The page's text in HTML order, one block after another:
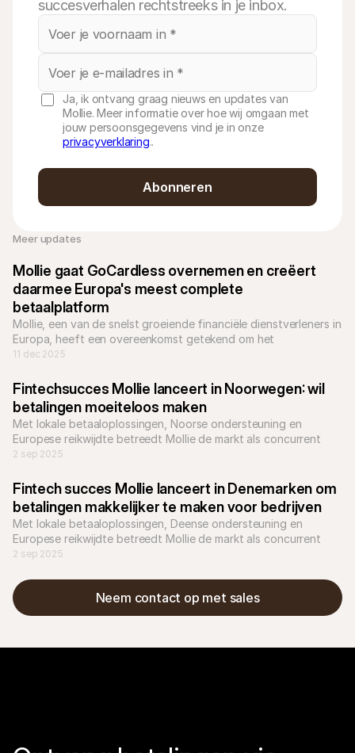
succesverhalen rechtstreeks in je inbox.
Ja, ik ontvang graag nieuws en updates van
Mollie. Meer informatie over hoe wij omgaan met
jouw persoonsgegevens vind je in onze
privacyverklaring..
Abonneren
Meer updates
Mollie gaat GoCardless overnemen en creëert
daarmee Europa's meest complete
betaalplatform
Mollie, een van de snelst groeiende financiële dienstverleners in
Europa, heeft een overeenkomst getekend om het
bankbetalingsbedrijf GoCardless over te nemen.
11 dec 2025
Fintechsucces Mollie lanceert in Noorwegen: wil
betalingen moeiteloos maken
Met lokale betaaloplossingen, Noorse ondersteuning en
Europese reikwijdte betreedt Mollie de markt als concurrent
van gevestigde spelers zoals Nets.
2 sep 2025
Fintech succes Mollie lanceert in Denemarken om
betalingen makkelijker te maken voor bedrijven
Met lokale betaaloplossingen, Deense ondersteuning en
Europese reikwijdte betreedt Mollie de markt als concurrent
van gevestigde spelers zoals Nets.
2 sep 2025
Neem contact op met sales